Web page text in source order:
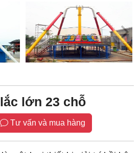
lớn 23 chỗ
Tư vấn và mua hàng